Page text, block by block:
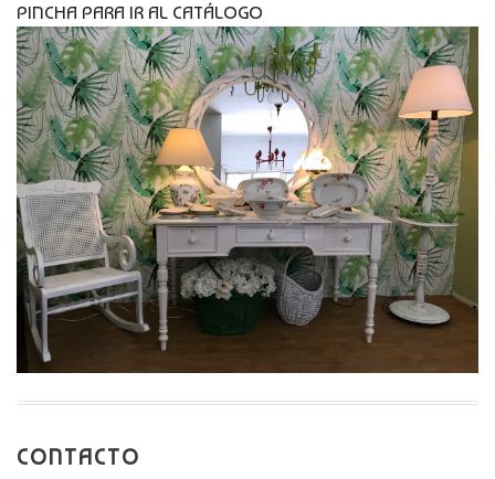
PINCHA PARA IR AL CATÁLOGO
CONTACTO